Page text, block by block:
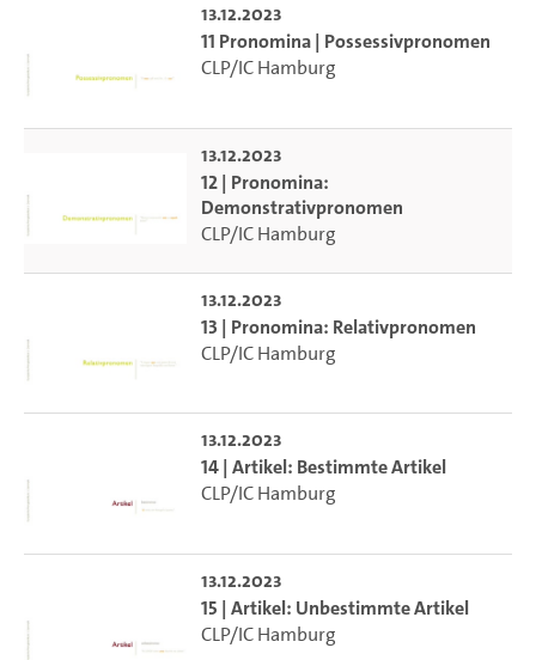
13.12.2023
11 Pronomina | Possessivpronomen
CLP/IC Hamburg
13.12.2023
12 | Pronomina:
Demonstrativpronomen
CLP/IC Hamburg
13.12.2023
13 | Pronomina: Relativpronomen
CLP/IC Hamburg
13.12.2023
14 | Artikel: Bestimmte Artikel
CLP/IC Hamburg
13.12.2023
15 | Artikel: Unbestimmte Artikel
CLP/IC Hamburg